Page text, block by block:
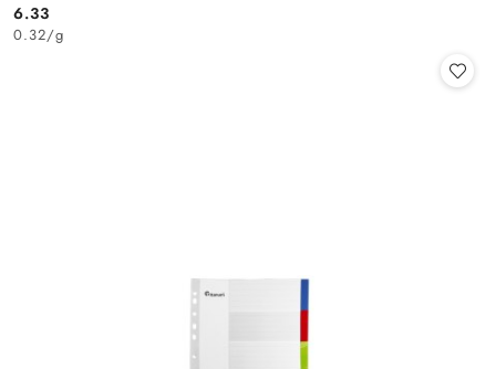
Cena:
6.33
0.32/g